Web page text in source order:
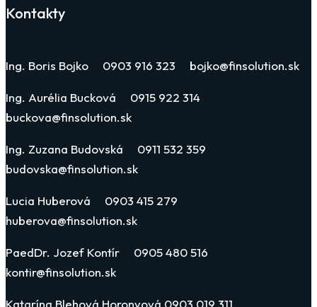
Kontakty
Ing. Boris Bojko 0903 916 323 bojko@finsolution.sk
Ing. Aurélia Bucková 0915 922 314
buckova@finsolution.sk
Ing. Zuzana Budovská 0911 532 359
budovska@finsolution.sk
Lucia Huberová 0903 415 279
huberova@finsolution.sk
PaedDr. Jozef Kontír 0905 480 516
kontir@finsolution.sk
Katarína Blehová Horonyová 0903 019 311